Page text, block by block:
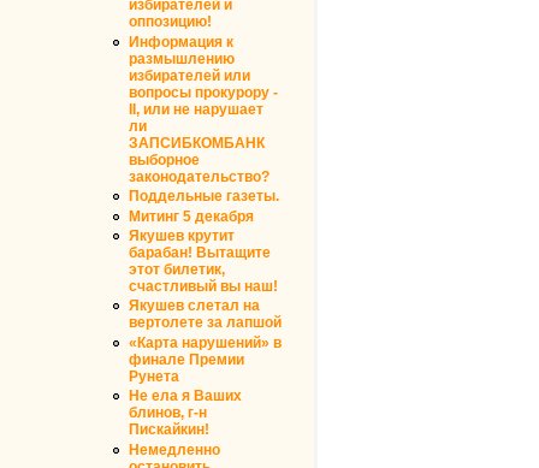
избирателей и
оппозицию!
Информация к
размышлению
избирателей или
вопросы прокурору -
II, или не нарушает
ли
ЗАПСИБКОМБАНК
выборное
законодательство?
Поддельные газеты.
Митинг 5 декабря
Якушев крутит
барабан! Вытащите
этот билетик,
счастливый вы наш!
Якушев слетал на
вертолете за лапшой
«Карта нарушений» в
финале Премии
Рунета
Не ела я Ваших
блинов, г-н
Пискайкин!
Немедленно